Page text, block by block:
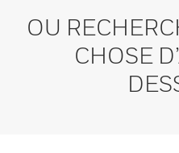
OU
CHOSE